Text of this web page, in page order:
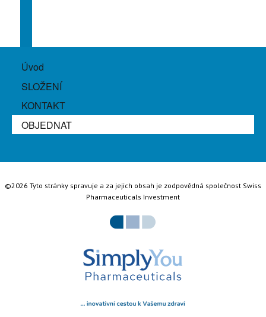
Úvod
SLOŽENÍ
KONTAKT
OBJEDNAT
©2026 Tyto stránky spravuje a za jejich obsah je zodpovědná společnost Swiss
Pharmaceuticals Investment